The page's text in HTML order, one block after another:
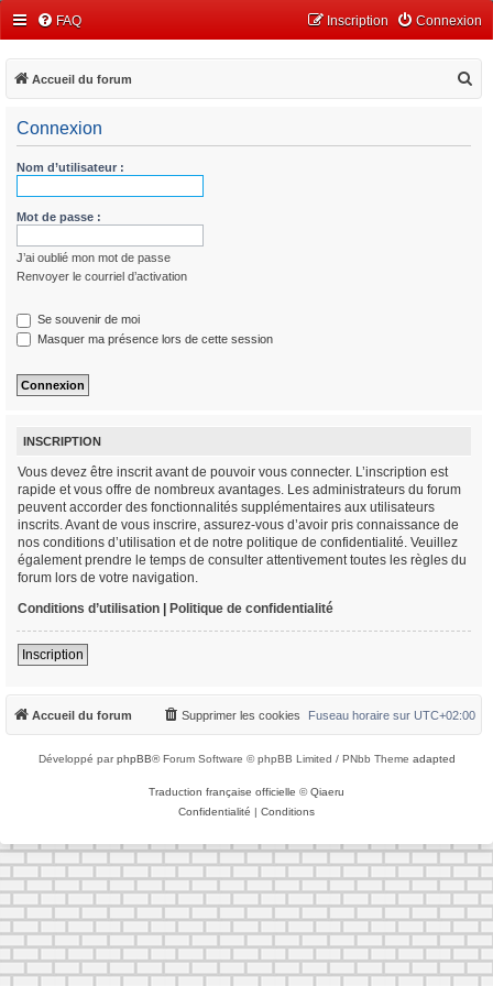
FAQ Connexion
Inscription
Accueil du forum
Connexion
Nom d’utilisateur :
Mot de passe :
J’ai oublié mon mot de passe
Renvoyer le courriel d’activation
Se souvenir de moi
Masquer ma présence lors de cette session
INSCRIPTION
Vous devez être inscrit avant de pouvoir vous connecter. L’inscription est
rapide et vous offre de nombreux avantages. Les administrateurs du forum
peuvent accorder des fonctionnalités supplémentaires aux utilisateurs
inscrits. Avant de vous inscrire, assurez-vous d’avoir pris connaissance de
nos conditions d’utilisation et de notre politique de confidentialité. Veuillez
également prendre le temps de consulter attentivement toutes les règles du
forum lors de votre navigation.
Conditions d’utilisation | Politique de confidentialité
Inscription
Accueil du forum Fuseau horaire sur UTC+02:00
Supprimer les cookies
Développé parphpBB® Forum Software © phpBB Limited / PNbb Theme adapted
Traduction française officielle ©Qiaeru
Confidentialité | Conditions